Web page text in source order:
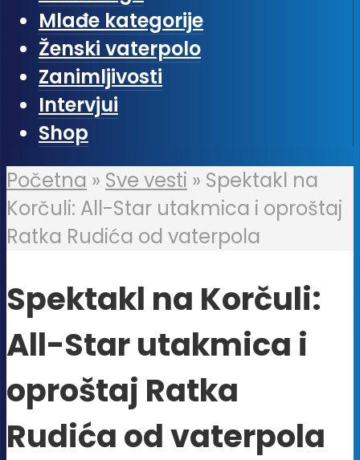
Mlađe kategorije
Ženski vaterpolo
Zanimljivosti
Intervjui
Shop
Početna » Sve vesti » Spektakl na
Korčuli: All-Star utakmica i oproštaj
Ratka Rudića od vaterpola
Spektakl na Korčuli:
All-Star utakmica i
oproštaj Ratka
Rudića od vaterpola